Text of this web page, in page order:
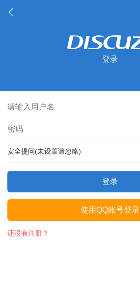
登录
安全提问(未设置请忽略)
登录
使用QQ账号登录
还没有注册？